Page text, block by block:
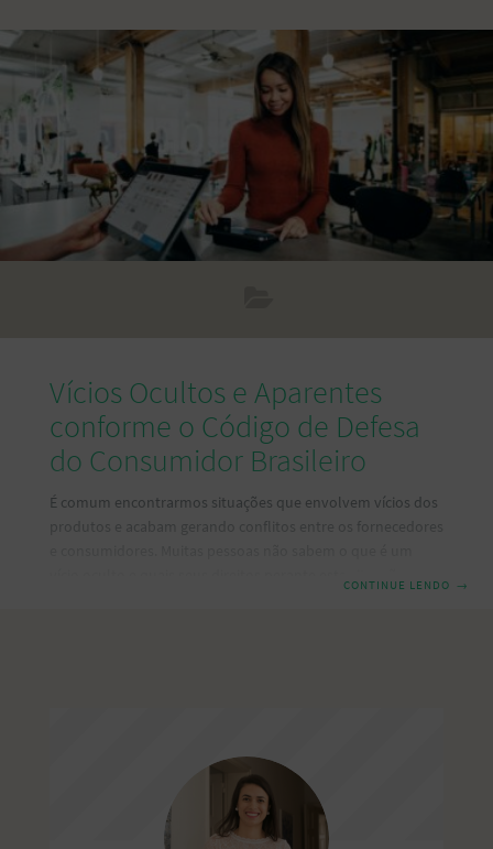
cível, quando não tenha sido apresentada participação
criminal, ou ainda a vítima tenha desistido da participação,
nos casos como, por exemplo, ofensas corporais simples,
difamação, injúrias, furtos e danos simples. O Tribunal dos
Julgados
Vícios Ocultos e Aparentes
conforme o Código de Defesa
do Consumidor Brasileiro
É comum encontrarmos situações que envolvem vícios dos
produtos e acabam gerando conflitos entre os fornecedores
CONTINUE LENDO →